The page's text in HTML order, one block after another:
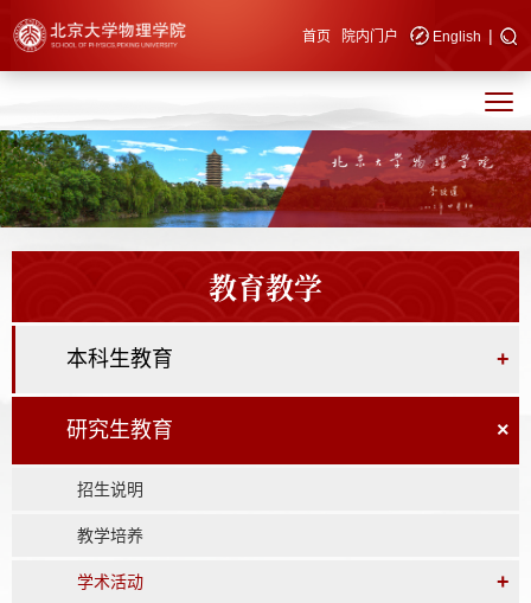
快速导航 首页 院内门户 English |
教育教学
本科生教育 +
研究生教育 ×
招生说明
教学培养
学术活动 +